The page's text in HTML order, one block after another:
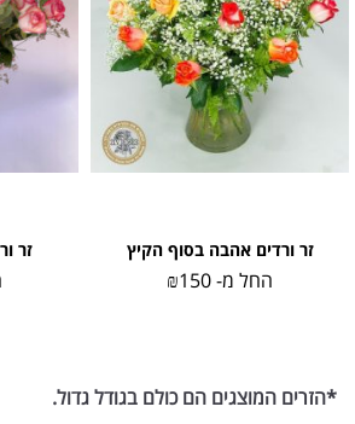
זר ורדים אהבה בסוף הקיץ
החל מ- ₪150
זר
*הזרים המוצגים הם כולם בגודל גדול.